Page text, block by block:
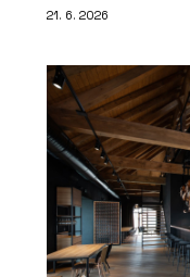
21. 6. 2026